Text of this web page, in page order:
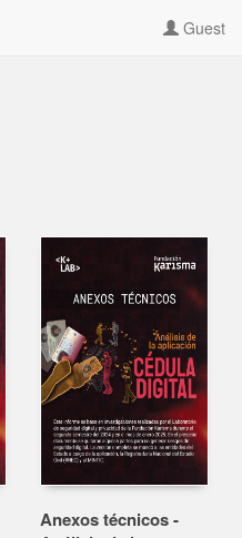
Guest
Anexos técnicos -